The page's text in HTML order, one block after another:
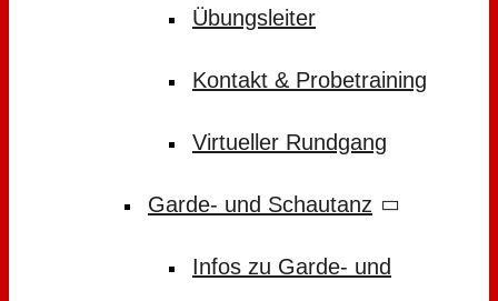
Übungsleiter
Kontakt & Probetraining
Virtueller Rundgang
Garde- und Schautanz
Infos zu Garde- und